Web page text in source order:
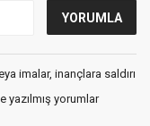
imalar, inançlara saldırı
yazılmış yorumlar